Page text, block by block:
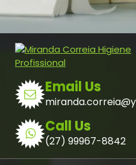
Email Us
Call Us
(27) 99967-8842